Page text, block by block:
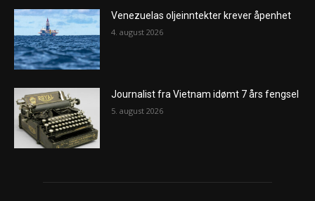
Venezuelas oljeinntekter krever åpenhet
4. august 2026
Journalist fra Vietnam idømt 7 års fengsel
5. august 2026